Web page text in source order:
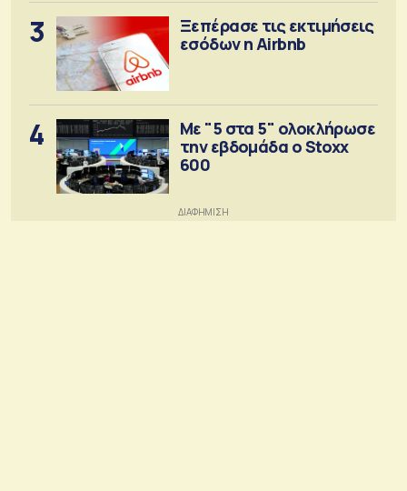
3
Ξεπέρασε τις εκτιμήσεις
εσόδων η Airbnb
4
Με "5 στα 5" ολοκλήρωσε
την εβδομάδα ο Stoxx
600